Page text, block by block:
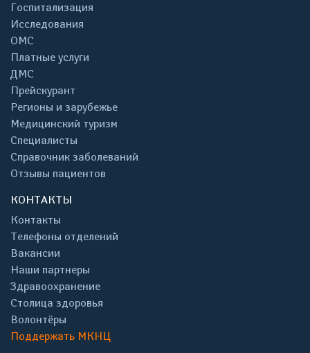
Госпитализация
Исследования
ОМС
Платные услуги
ДМС
Прейскурант
Регионы и зарубежье
Медицинский туризм
Специалисты
Справочник заболеваний
Отзывы пациентов
КОНТАКТЫ
Контакты
Телефоны отделений
Вакансии
Наши партнеры
Здравоохранение
Столица здоровья
Волонтёры
Поддержать МКНЦ